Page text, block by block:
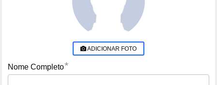
ADICIONAR FOTO
Nome Completo*